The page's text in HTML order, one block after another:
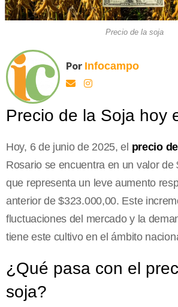
Precio de la soja
Por Infocampo
Precio de la Soja hoy
Hoy, 6 de junio de 2025, el precio
Rosario se encuentra en un valor de
que representa un leve aumento
anterior de $323.000,00. Este
fluctuaciones del mercado y la
tiene este cultivo en el ámbito
¿Qué pasa con el
soja?